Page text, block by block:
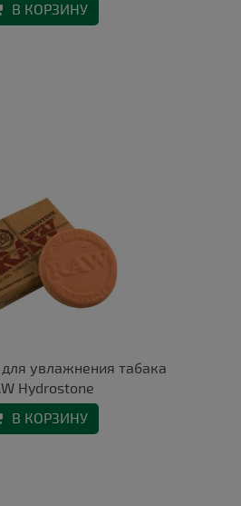
В КОРЗИНУ
увлажнения табака
Hydrostone
В КОРЗИНУ